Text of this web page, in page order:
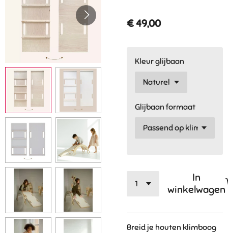
€ 49,00
Kleur glijbaan
Glijbaan formaat
In
winkelwagen
Breid je houten klimboog